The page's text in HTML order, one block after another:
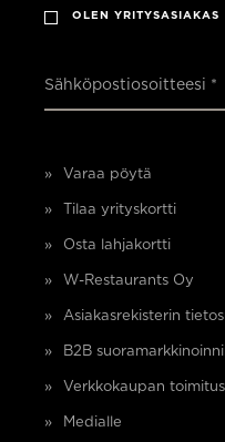
OLEN YRITYSASIAKAS
Sähköpostiosoitteesi *
Varaa pöytä
Tilaa yrityskortti
Osta lahjakortti
W-Restaurants Oy
Asiakasrekisterin
B2B
Verkkokaupan
Medialle